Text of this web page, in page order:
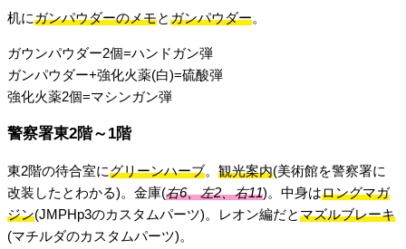
机にガンパウダーのメモとガンパウダー。
ガウンパウダー2個=ハンドガン弾
ガンパウダー+強化火薬(白)=硫酸弾
強化火薬2個=マシンガン弾
警察署東2階～1階
東2階の待合室にグリーンハーブ。 観光案内(美術館を警察署に
改装したとわかる)。金庫(右6、左2、右11)。中身はロングマガ
ジン(JMPHp3のカスタムパーツ)。レオン編だとマズルブレーキ
(マチルダのカスタムパーツ)。